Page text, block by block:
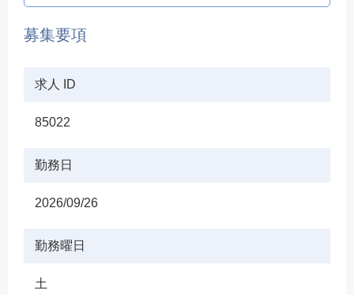
募集要項
求人 ID
85022
勤務日
2026/09/26
勤務曜日
土